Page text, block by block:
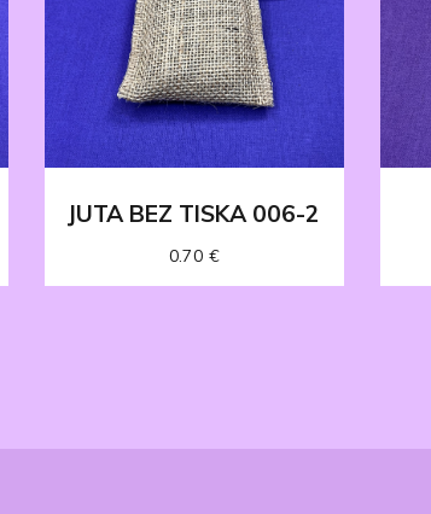
JUTA BEZ TISKA 006-2
0.70 €